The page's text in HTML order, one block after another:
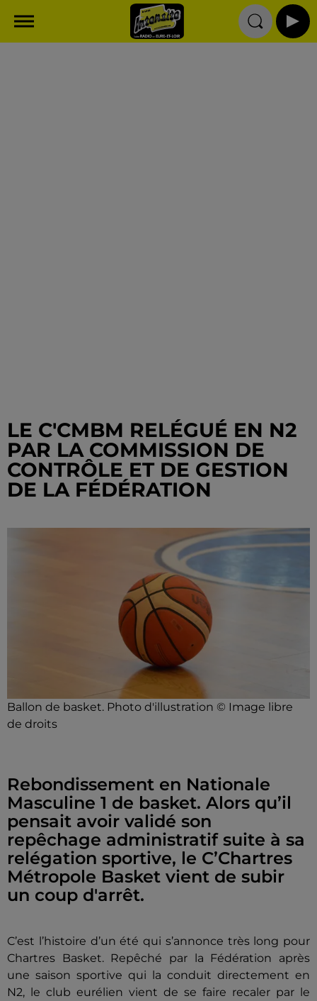
LE C'CMBM RELÉGUÉ EN N2
PAR LA COMMISSION DE
CONTRÔLE ET DE GESTION
DE LA FÉDÉRATION
Ballon de basket. Photo d'illustration © Image libre
de droits
Rebondissement en Nationale
Masculine 1 de basket. Alors qu’il
pensait avoir validé son
repêchage administratif suite à sa
relégation sportive, le C’Chartres
Métropole Basket vient de subir
un coup d'arrêt.
C’est l’histoire d’un été qui s’annonce très long pour
Chartres Basket. Repêché par la Fédération après
une saison sportive qui la conduit directement en
N2, le club eurélien vient de se faire recaler par le